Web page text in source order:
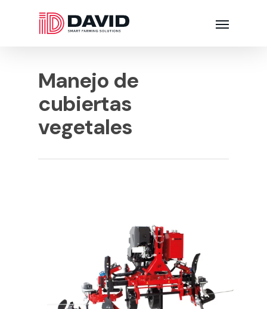
Manejo de
cubiertas
vegetales